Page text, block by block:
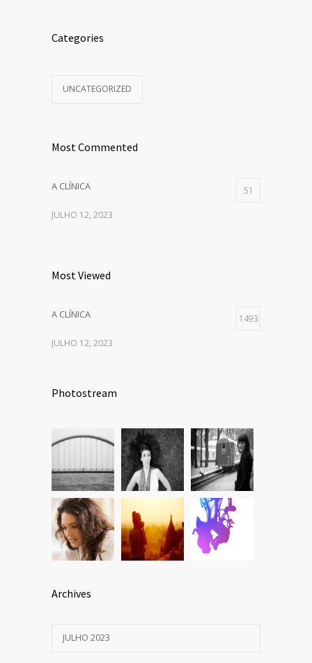
Categories
UNCATEGORIZED
Most Commented
A CLÍNICA 51
JULHO 12, 2023
Most Viewed
A CLÍNICA 1493
JULHO 12, 2023
Photostream
Archives
JULHO 2023